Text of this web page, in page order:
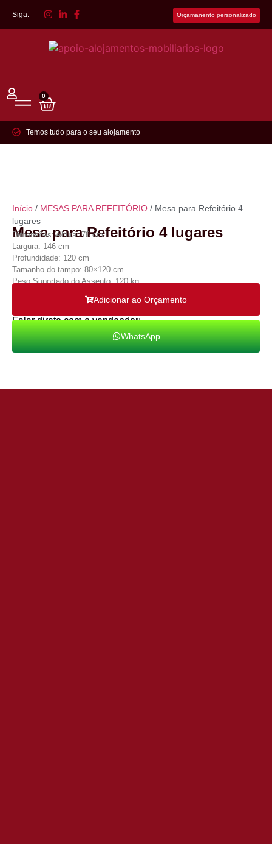
Siga: Orçamanento personalizado
0
Temos tudo para o seu alojamento
Início / MESAS PARA REFEITÓRIO / Mesa para Refeitório 4
lugares
Mesa para Refeitório 4 lugares
Dimensões: Altura: 78 cm
Largura: 146 cm
Profundidade: 120 cm
Tamanho do tampo: 80×120 cm
Peso Suportado do Assento: 120 kg
Adicionar ao Orçamento
Falar direto com o vendendor:
WhatsApp